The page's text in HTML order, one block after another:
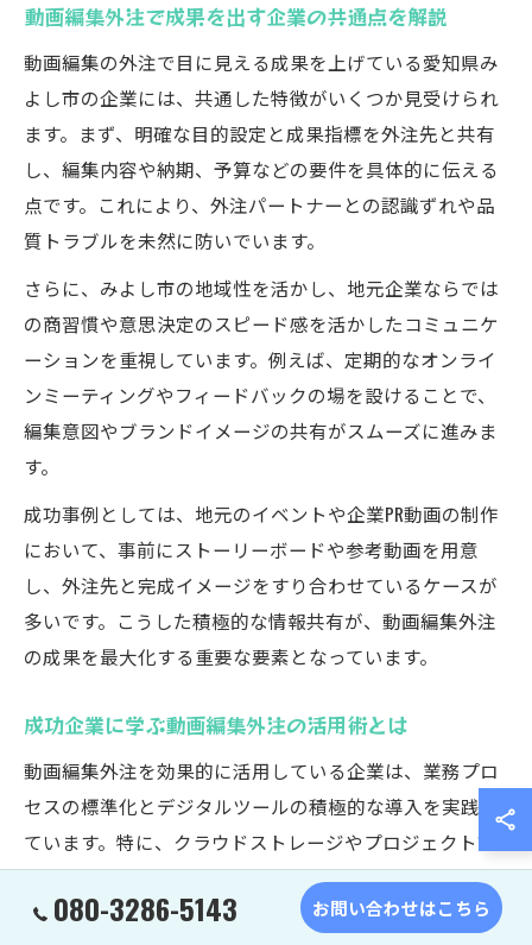
動画編集外注で成果を出す企業の共通点を解説
動画編集の外注で目に見える成果を上げている愛知県み
よし市の企業には、共通した特徴がいくつか見受けられ
ます。まず、明確な目的設定と成果指標を外注先と共有
し、編集内容や納期、予算などの要件を具体的に伝える
点です。これにより、外注パートナーとの認識ずれや品
質トラブルを未然に防いでいます。
さらに、みよし市の地域性を活かし、地元企業ならでは
の商習慣や意思決定のスピード感を活かしたコミュニケ
ーションを重視しています。例えば、定期的なオンライ
ンミーティングやフィードバックの場を設けることで、
編集意図やブランドイメージの共有がスムーズに進みま
す。
成功事例としては、地元のイベントや企業PR動画の制作
において、事前にストーリーボードや参考動画を用意
し、外注先と完成イメージをすり合わせているケースが
多いです。こうした積極的な情報共有が、動画編集外注
の成果を最大化する重要な要素となっています。
成功企業に学ぶ動画編集外注の活用術とは
動画編集外注を効果的に活用している企業は、業務プロ
セスの標準化とデジタルツールの積極的な導入を実践し
ています。特に、クラウドストレージやプロジェクト管
理ツールを活用し、編集データや修正依頼のやりとりを
効率化している点が特徴です。
080-3286-5143 お問い合わせはこちら